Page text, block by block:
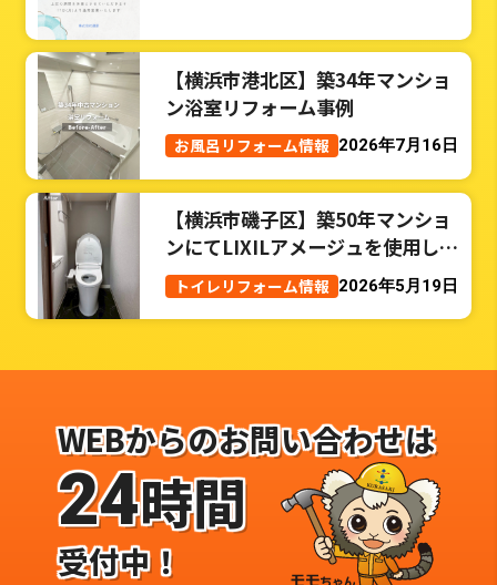
【横浜市港北区】築34年マンショ
ン浴室リフォーム事例
お風呂リフォーム情報 2026年7月16日
【横浜市磯子区】築50年マンショ
ンにてLIXILアメージュを使用した
トイレリフォーム事例
トイレリフォーム情報 2026年5月19日
WEBからのお問い合わせは
24時間
受付中！